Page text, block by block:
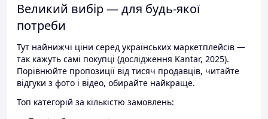
Великий вибір — для будь-якої
потреби
Тут найнижчі ціни серед українських маркетплейсів —
так кажуть самі покупці (дослідження Kantar, 2025).
Порівнюйте пропозиції від тисяч продавців, читайте
відгуки з фото і відео, обирайте найкраще.
Топ категорій за кількістю замовлень: